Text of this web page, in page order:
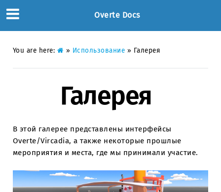
Overte Docs
You are here: » Использование » Галерея
Галерея
В этой галерее представлены интерфейсы
Overte/Vircadia, а также некоторые прошлые
мероприятия и места, где мы принимали участие.